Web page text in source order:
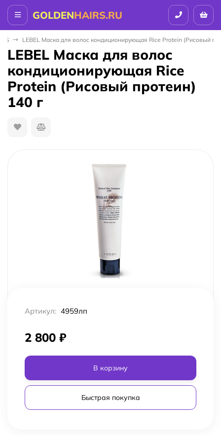
GOLDENHAIRS.RU
LEBEL Маска для волос кондиционирующая Rice Protein (Рисовый
LEBEL Маска для волос
кондиционирующая Rice
Protein (Рисовый протеин)
140 г
Артикул: 4959лп
2 800 ₽
В корзину
Быстрая покупка